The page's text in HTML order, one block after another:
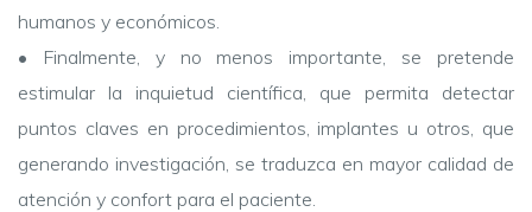
humanos y económicos.
•
Finalmente, y no menos importante, se pretende
estimular la inquietud científica, que permita detectar
puntos claves en procedimientos, implantes u otros, que
generando investigación, se traduzca en mayor calidad de
atención y confort para el paciente.